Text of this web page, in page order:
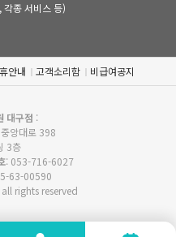
각종 서비스 등)
안내 고객소리함 비급여공지
대구점 :
앙대로 398
3층
: 053-716-6027
63-00590
rights reserved